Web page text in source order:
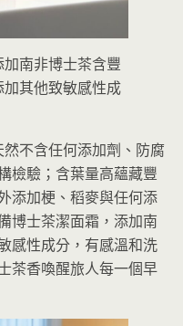
南非博士茶含豐
其他致敏感性成
不含任何添加劑、防腐
檢驗；含葉量高蘊藏豐
添加梗、稻麥與任何添
博士茶潔面霜，添加南
感性成分，有感溫和洗
茶香喚醒旅人每一個早